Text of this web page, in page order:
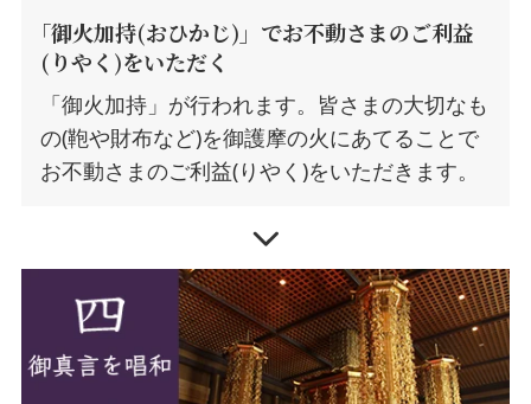
｢御火加持(おひかじ)」でお不動さまのご利益
(りやく)をいただく
「御火加持」が行われます。皆さまの大切なも
の(鞄や財布など)を御護摩の火にあてることで
お不動さまのご利益(りやく)をいただきます。